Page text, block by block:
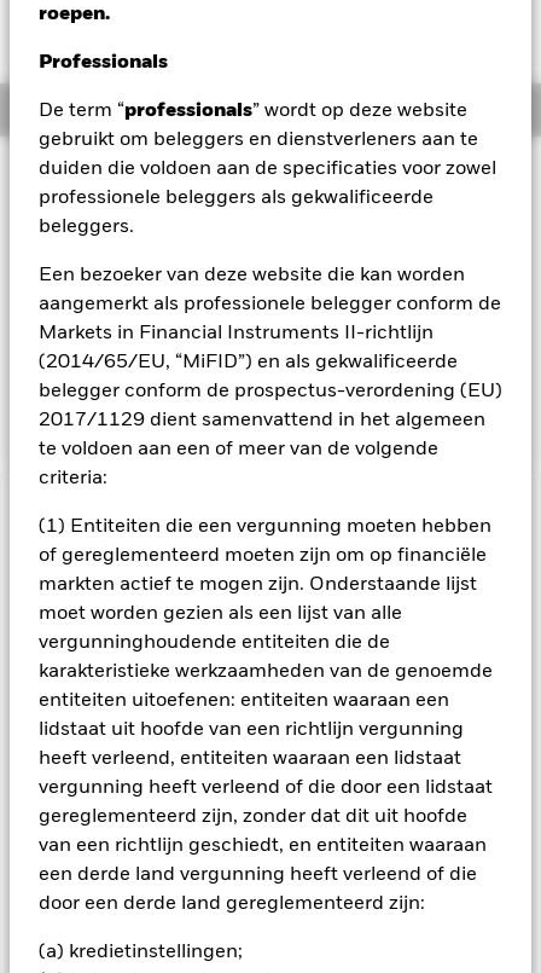
roepen.
Professionals
De term “professionals” wordt op deze website
gebruikt om beleggers en dienstverleners aan te
duiden die voldoen aan de specificaties voor zowel
professionele beleggers als gekwalificeerde
beleggers.
Een bezoeker van deze website die kan worden
aangemerkt als professionele belegger conform de
Markets in Financial Instruments II-richtlijn
(2014/65/EU, “MiFID”) en als gekwalificeerde
belegger conform de prospectus-verordening (EU)
2017/1129 dient samenvattend in het algemeen
te voldoen aan een of meer van de volgende
criteria:
(1) Entiteiten die een vergunning moeten hebben
of gereglementeerd moeten zijn om op financiële
markten actief te mogen zijn. Onderstaande lijst
moet worden gezien als een lijst van alle
vergunninghoudende entiteiten die de
karakteristieke werkzaamheden van de genoemde
entiteiten uitoefenen: entiteiten waaraan een
lidstaat uit hoofde van een richtlijn vergunning
heeft verleend, entiteiten waaraan een lidstaat
vergunning heeft verleend of die door een lidstaat
gereglementeerd zijn, zonder dat dit uit hoofde
van een richtlijn geschiedt, en entiteiten waaraan
een derde land vergunning heeft verleend of die
door een derde land gereglementeerd zijn:
(a) kredietinstellingen;
Overzicht
Beleggingsdoel
Het Fonds streeft naar een maximaal rendement op uw
belegging via een combinatie van kapitaalgroei en
wereldwijd ten minste 70% van zijn totale vermogen
wereldwijd in vastrentende waarden. De vastrentende
effecten kunnen zijn uitgedrukt in verschillende valuta’s en
kunnen zijn uitgegeven door overheden,
instellingen.
BELANGRIJKE GEGEVENS: Kapitaalrisico. De waarde en
zijn niet gegarandeerd. Beleggers verliezen mogelijk hun
oorspronkelijke inleg.
genoteerd zijn in een vreemde valuta; schommelingen van de
betreffende valutakoersen zullen invloed hebben op de
waarde van de belegging. Het fonds belegt in
hoogrenderende obligaties. Ondernemingen die hoger
renderende obligaties uitgeven nemen vaak het verhoogde
risico met zich mee dat ze niet kunnen terugbetalen. Als ze in
gebreke blijven kan dit de waarde van uw belegging verlagen.
eveneens aanzienlijke invloed hebben op de waarde van
hoogrenderende obligaties. Het fonds belegt in vastrentende
waarden zoals ondernemings- of staatobligaties die een
en vergelijkbaar functioneren als een lening. Daarom staan